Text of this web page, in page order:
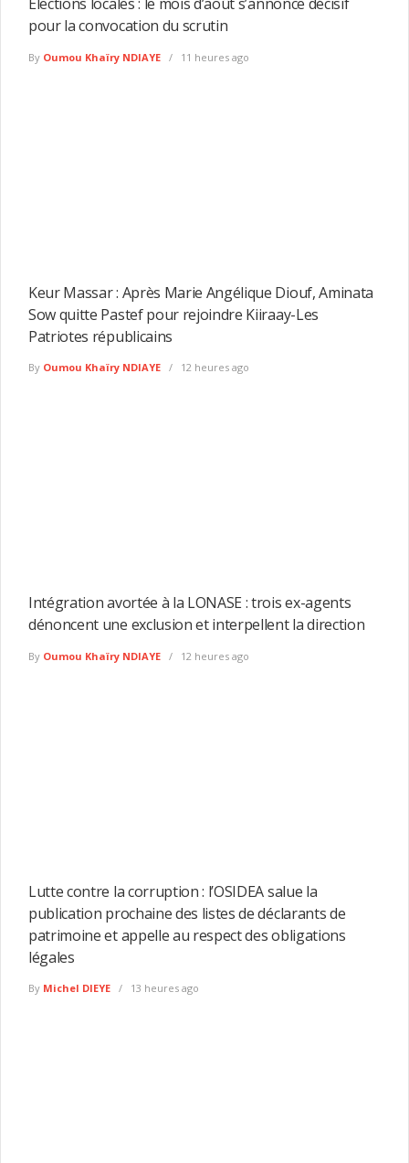
pour la convocation du scrutin
By Oumou Khaïry NDIAYE 11 heures ago
Keur Massar : Après Marie Angélique Diouf, Aminata
Sow quitte Pastef pour rejoindre Kiiraay-Les
Patriotes républicains
By Oumou Khaïry NDIAYE 12 heures ago
Intégration avortée à la LONASE : trois ex-agents
dénoncent une exclusion et interpellent la direction
By Oumou Khaïry NDIAYE 12 heures ago
Lutte contre la corruption : l’OSIDEA salue la
publication prochaine des listes de déclarants de
patrimoine et appelle au respect des obligations
légales
By Michel DIEYE 13 heures ago